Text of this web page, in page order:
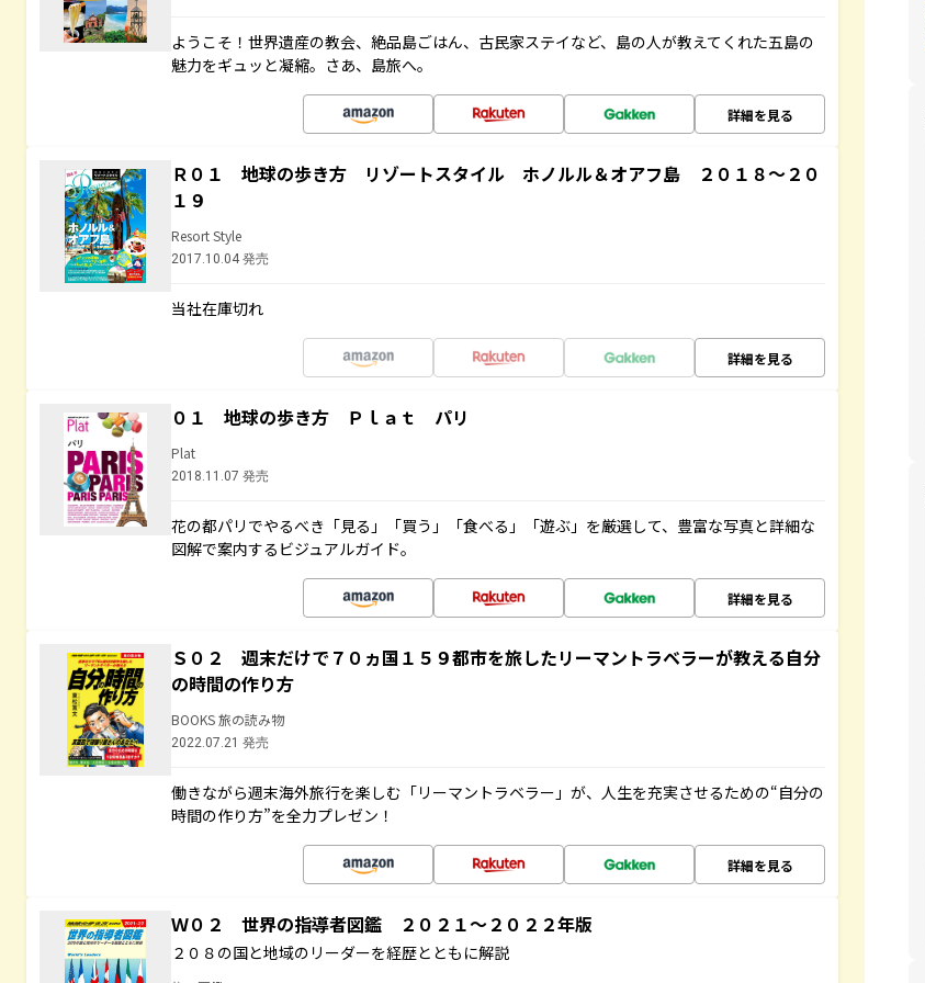
ようこそ！世界遺産の教会、絶品島ごはん、古民家ステイなど、島の人が教えてくれた五島の
魅力をギュッと凝縮。さあ、島旅へ。
詳細を見る
Ｒ０１ 地球の歩き方 リゾートスタイル ホノルル＆オアフ島 ２０１８～２０
１９
Resort Style
2017.10.04 発売
当社在庫切れ
詳細を見る
０１ 地球の歩き方 Ｐｌａｔ パリ
Plat
2018.11.07 発売
花の都パリでやるべき「見る」「買う」「食べる」「遊ぶ」を厳選して、豊富な写真と詳細な
図解で案内するビジュアルガイド。
詳細を見る
Ｓ０２ 週末だけで７０ヵ国１５９都市を旅したリーマントラベラーが教える自分
の時間の作り方
BOOKS 旅の読み物
2022.07.21 発売
働きながら週末海外旅行を楽しむ「リーマントラベラー」が、人生を充実させるための“自分の
時間の作り方”を全力プレゼン！
詳細を見る
Ｗ０２ 世界の指導者図鑑 ２０２１～２０２２年版
２０８の国と地域のリーダーを経歴とともに解説